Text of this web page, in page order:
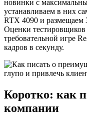
новинки с
устанавливаем в них
RTX 4090 и размещаем
Оценки
требовательной игре
кадров в секунду.
Коротко: как
компании